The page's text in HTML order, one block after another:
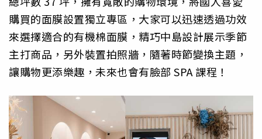
購買的面膜設置獨立專區，大家可以迅速透過功效
來選擇適合的有機棉面膜，精巧中島設計展示季節
主打商品，另外裝置拍照牆，隨著時節變換主題，
讓購物更添樂趣，未來也會有臉部 SPA 課程！